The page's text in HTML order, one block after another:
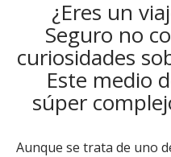
¿Eres un
Seguro no
curiosidades
Este medio
súper
Aunque se trata de uno